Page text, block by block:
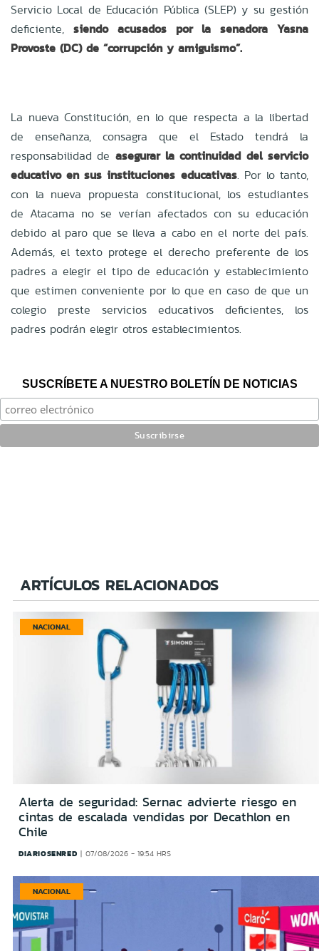
Servicio Local de Educación Pública (SLEP) y su gestión
deficiente, siendo acusados por la senadora Yasna
Provoste (DC) de “corrupción y amiguismo”.
La nueva Constitución, en lo que respecta a la libertad
de enseñanza, consagra que el Estado tendrá la
responsabilidad de asegurar la continuidad del servicio
educativo en sus instituciones educativas. Por lo tanto,
con la nueva propuesta constitucional, los estudiantes
de Atacama no se verían afectados con su educación
debido al paro que se lleva a cabo en el norte del país.
Además, el texto protege el derecho preferente de los
padres a elegir el tipo de educación y establecimiento
que estimen conveniente por lo que en caso de que un
colegio preste servicios educativos deficientes, los
padres podrán elegir otros establecimientos.
SUSCRÍBETE A NUESTRO BOLETÍN DE NOTICIAS
ARTÍCULOS RELACIONADOS
NACIONAL
Alerta de seguridad: Sernac advierte riesgo en
cintas de escalada vendidas por Decathlon en
Chile
DIARIOSENRED 07/08/2026 - 19:54 HRS
NACIONAL